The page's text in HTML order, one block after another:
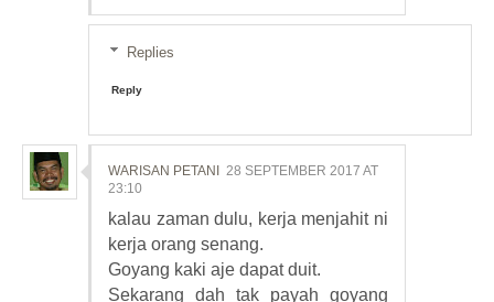
Replies
Reply
WARISAN PETANI 28 SEPTEMBER 2017 AT
23:10
kalau zaman dulu, kerja menjahit ni
kerja orang senang.
Goyang kaki aje dapat duit.
Sekarang dah tak payah goyang